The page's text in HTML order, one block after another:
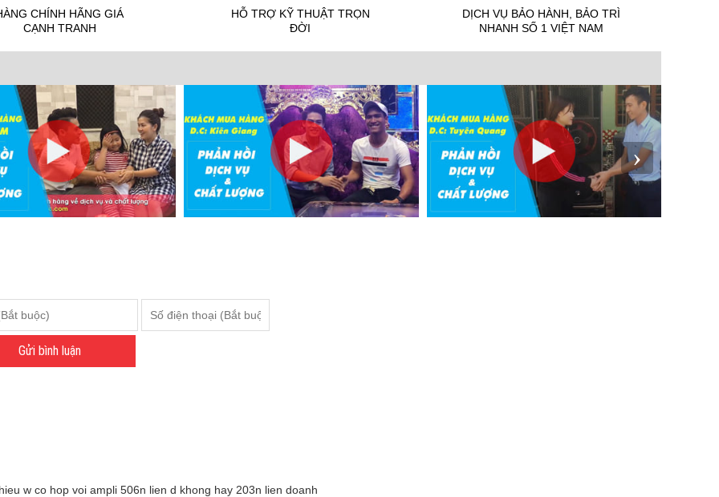
CHÍNH HÃNG GIÁ
CẠNH TRANH
HỖ TRỢ KỸ THUẬT TRỌN
ĐỜI
DỊCH VỤ BẢO HÀNH, BẢO TRÌ
NHANH SỐ 1 VIỆT NAM
›
Gửi bình luận
w co hop voi ampli 506n lien d khong hay 203n lien doanh